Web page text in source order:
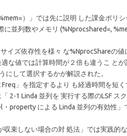
）」では先に説明 した課金ポリ
並列数やメモリ (%Nprocshared=,
ズ依存性を様々 な%NprocShareの値
な値では計算時間が２倍も違うこ と
にして選択するかが解説された。
」を指定するより も経過時間を短
2-1 Linda 並列を 実行する際のLSF ス
property による Linda 並列の有効性
束しない場合の対 処法」では実践的